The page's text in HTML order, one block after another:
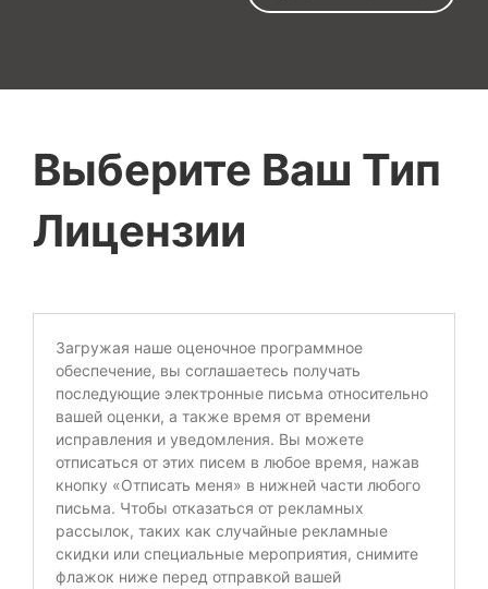
Выберите Ваш Тип
Лицензии
Загружая наше оценочное программное
обеспечение, вы соглашаетесь получать
последующие электронные письма относительно
вашей оценки, а также время от времени
исправления и уведомления. Вы можете
отписаться от этих писем в любое время, нажав
кнопку «Отписать меня» в нижней части любого
письма. Чтобы отказаться от рекламных
рассылок, таких как случайные рекламные
скидки или специальные мероприятия, снимите
флажок ниже перед отправкой вашей